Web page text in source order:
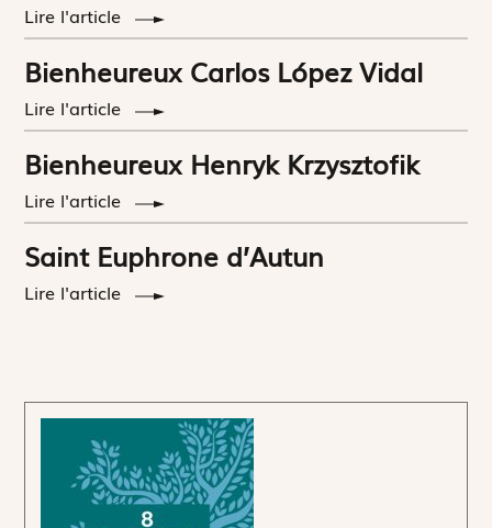
Lire l'article
Bienheureux Carlos López Vidal
Lire l'article
Bienheureux Henryk Krzysztofik
Lire l'article
Saint Euphrone d’Autun
Lire l'article